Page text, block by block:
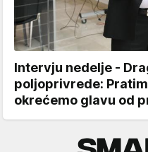
Intervju nedelje -
poljoprivrede:
okrećemo glavu od